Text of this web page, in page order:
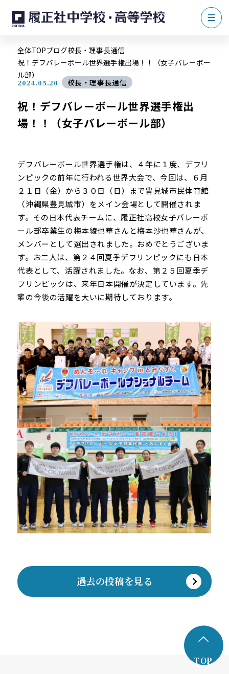
全体TOPブログ校長・理事長通信
祝！デフバレーボール世界選手権出場！！（女子バレーボー
ル部）
2024.05.20 校長・理事長通信
祝！デフバレーボール世界選手権出
場！！（女子バレーボール部）
デフバレーボール世界選手権は、４年に１度、デフリ
ンピックの前年に行われる世界大会で、今回は、６月
２１日（金）から３０日（日）まで豊見城市民体育館
（沖縄県豊見城市）をメイン会場として開催されま
す。その日本代表チームに、履正社高校女子バレーボ
ール部卒業生の梅本綾也華さんと梅本沙也華さんが、
メンバーとして選出されました。おめでとうございま
す。お二人は、第２４回夏季デフリンピックにも日本
代表として、活躍されました。なお、第２５回夏季デ
フリンピックは、来年日本開催が決定しています。先
輩の今後の活躍を大いに期待しております。
過去の投稿を見る
TOP